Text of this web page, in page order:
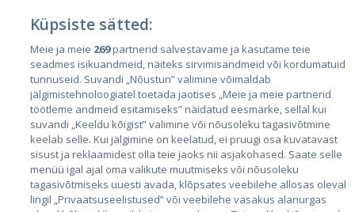
Страны
Эстония
Латвия
Литва
Küpsiste sätted:
Meie ja meie 269partnerid salvestavame ja kasutame teie
seadmes isikuandmeid, näiteks sirvimisandmeid või kordumatuid
tunnuseid. Suvandi „Nõustun” valimine võimaldab
jälgimistehnoloogiatel toetada jaotises „Meie ja meie partnerid
töötleme andmeid esitamiseks” näidatud eesmärke, sellal kui
suvandi „Keeldu kõigist” valimine või nõusoleku tagasivõtmine
keelab selle. Kui jälgimine on keelatud, ei pruugi osa kuvatavast
sisust ja reklaamidest olla teie jaoks nii asjakohased. Saate selle
menüü igal ajal oma valikute muutmiseks või nõusoleku
tagasivõtmiseks uuesti avada, klõpsates veebilehe allosas oleval
lingil „Privaatsuseelistused” või veebilehe vasakus alanurgas